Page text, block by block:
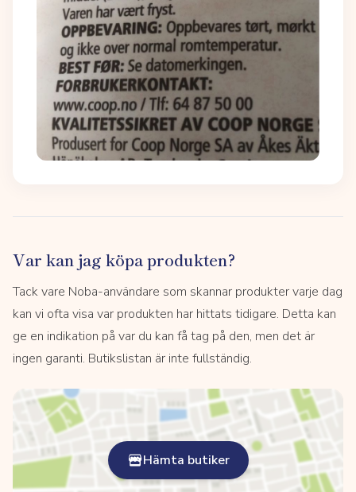
Var kan jag köpa produkten?
Tack vare Noba-användare som skannar produkter varje dag
kan vi ofta visa var produkten har hittats tidigare. Detta kan
ge en indikation på var du kan få tag på den, men det är
ingen garanti. Butikslistan är inte fullständig.
Hämta butiker